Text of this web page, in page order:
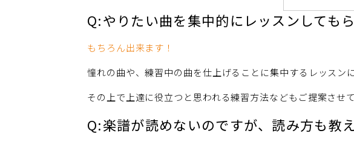
Q:やりたい曲を集中的にレッスンしても
もちろん出来ます！
憧れの曲や、練習中の曲を仕上げることに集中するレッスン
その上で上達に役立つと思われる練習方法などもご提案させ
Q:楽譜が読めないのですが、読み方も教